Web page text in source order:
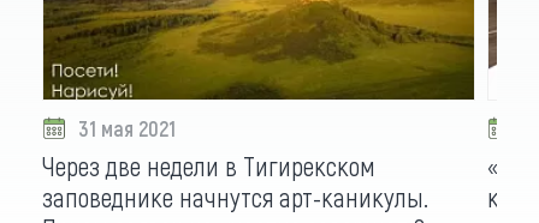
31 мая 2021
Через две недели в Тигирекском
заповеднике начнутся арт-каникулы.